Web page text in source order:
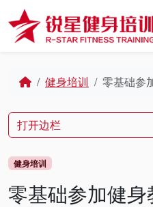
Skip to content
Skip to footer
Home健身培训 零基础参
健身培训
零基础参加健
打开边栏